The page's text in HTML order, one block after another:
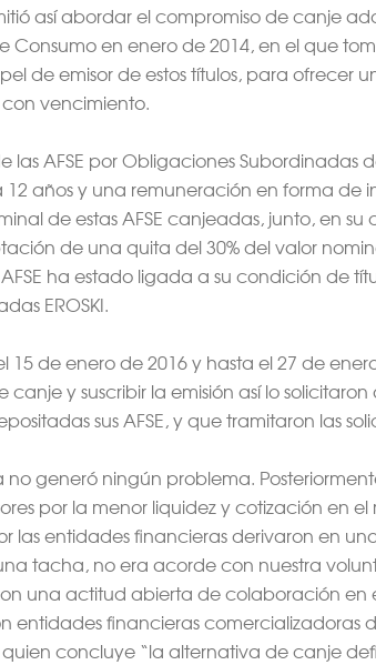
así abordar el compromiso de canje
Consumo en enero de 2014, en el que
de emisor de estos títulos, para ofrecer
con vencimiento.
AFSE por Obligaciones Subordinadas
años y una remuneración en forma de
de estas AFSE canjeadas, junto, en su
de una quita del 30% del valor
ha estado ligada a su condición de
EROSKI.
15 de enero de 2016 y hasta el 27 de
y suscribir la emisión así lo
sus AFSE, y que tramitaron las
generó ningún problema.
por la menor liquidez y cotización en
entidades financieras derivaron en
tacha, no era acorde con nuestra
una actitud abierta de colaboración
financieras comercializadoras
concluye “la alternativa de canje